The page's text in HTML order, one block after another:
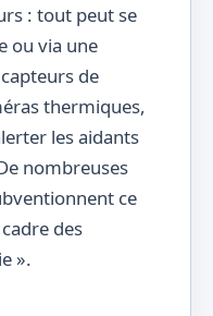
: tout peut se
ou via une
de
thermiques,
les aidants
nombreuses
ce
des
».